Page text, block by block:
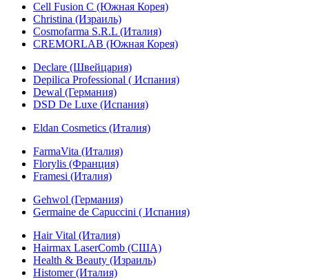
Cell Fusion C (Южная Корея)
Christina (Израиль)
Cosmofarma S.R.L (Италия)
CREMORLAB (Южная Корея)
Declare (Швейцария)
Depilica Professional ( Испания)
Dewal (Германия)
DSD De Luxe (Испания)
Eldan Cosmetics (Италия)
FarmaVita (Италия)
Florylis (Франция)
Framesi (Италия)
Gehwol (Германия)
Germaine de Capuccini ( Испания)
Hair Vital (Италия)
Hairmax LaserComb (США)
Health & Beauty (Израиль)
Histomer (Италия)